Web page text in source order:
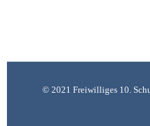
© 2021 Freiwilliges 10.